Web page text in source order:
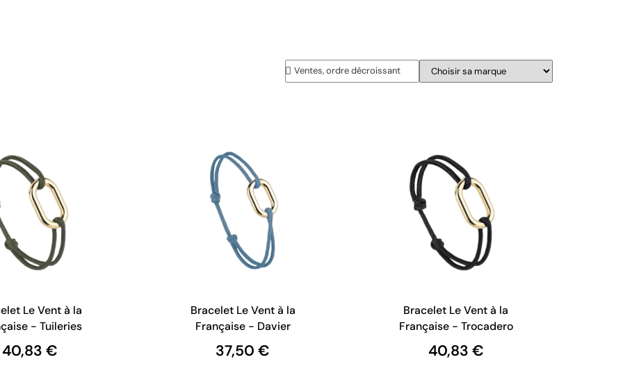
Le Vent à la
- Tuileries
40,83 €
Bracelet Le Vent à la
Française - Davier
37,50 €
Bracelet Le Vent à la
Française - Trocadero
40,83 €